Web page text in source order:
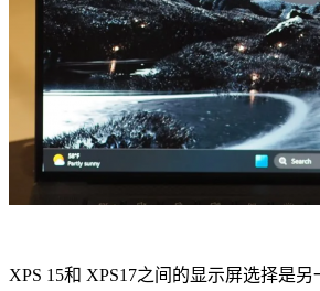
XPS 15和 XPS17之间的显示屏选择是另